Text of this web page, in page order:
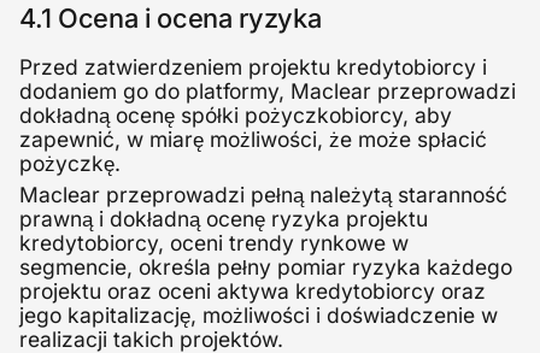
4.1 Ocena i ocena ryzyka
Przed zatwierdzeniem projektu kredytobiorcy i
dodaniem go do platformy, Maclear przeprowadzi
dokładną ocenę spółki pożyczkobiorcy, aby
zapewnić, w miarę możliwości, że może spłacić
pożyczkę.
Maclear przeprowadzi pełną należytą staranność
prawną i dokładną ocenę ryzyka projektu
kredytobiorcy, oceni trendy rynkowe w
segmencie, określa pełny pomiar ryzyka każdego
projektu oraz oceni aktywa kredytobiorcy oraz
jego kapitalizację, możliwości i doświadczenie w
realizacji takich projektów.